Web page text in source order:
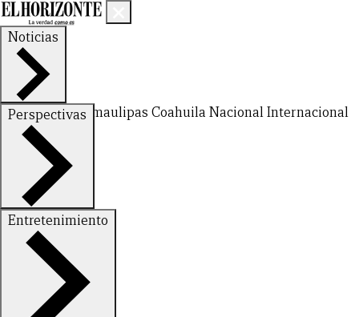
Noticias
Nuevo LeónTamaulipas Coahuila NacionalInternacional
Perspectivas
FinanzasOpinión
Entretenimiento